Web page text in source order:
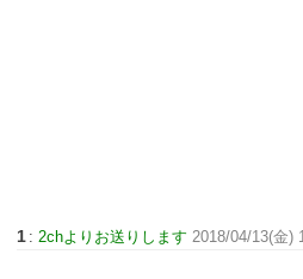
1 : 2chよりお送りします 2018/04/13(金)